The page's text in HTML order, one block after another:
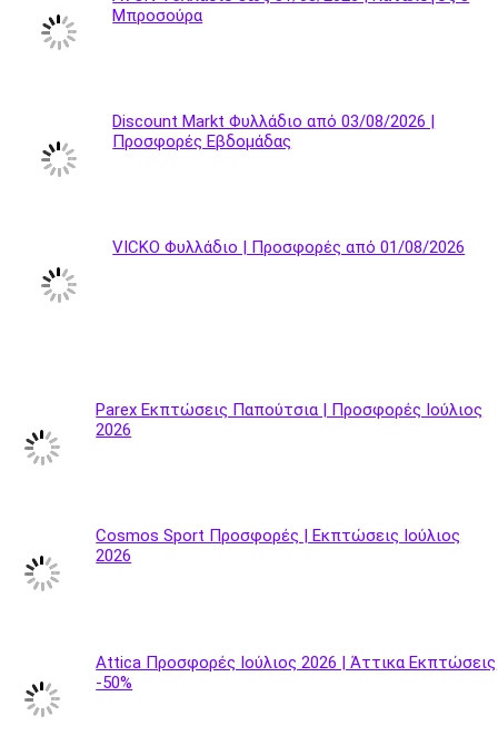
Μπροσούρα
Discount Markt Φυλλάδιο από 03/08/2026 |
Προσφορές Εβδομάδας
VICKO Φυλλάδιο | Προσφορές από 01/08/2026
Parex Εκπτώσεις Παπούτσια | Προσφορές Ιούλιος
2026
Cosmos Sport Προσφορές | Εκπτώσεις Ιούλιος
2026
Attica Προσφορές Ιούλιος 2026 | Άττικα Εκπτώσεις
-50%